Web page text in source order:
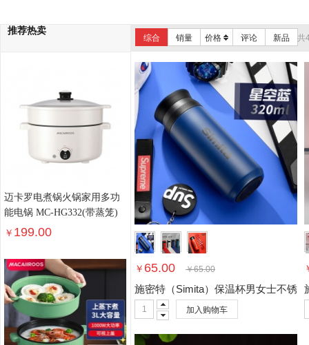
推荐热卖
迈卡罗电煮锅火锅家用多功
能电锅 MC-HG332(带蒸笼)
￥ 199.00
综合 销量 价格 评论 新品 共
￥ 65.00 ￥65.00
施密特（Simita）保温杯男女士不锈
加入购物车